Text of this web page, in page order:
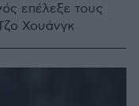
επέλεξε τους
Χουάνγκ